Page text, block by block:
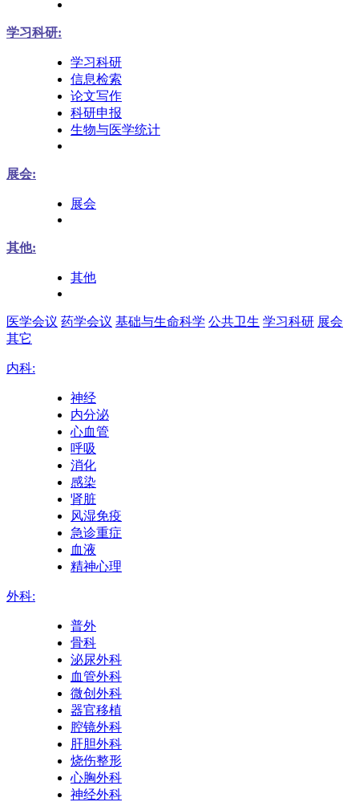
学习科研:
学习科研
信息检索
论文写作
科研申报
生物与医学统计
展会:
展会
其他:
其他
医学会议 药学会议 基础与生命科学 公共卫生 学习科研 展会
其它
内科:
神经
内分泌
心血管
呼吸
消化
感染
肾脏
风湿免疫
急诊重症
血液
精神心理
外科:
普外
骨科
泌尿外科
血管外科
微创外科
器官移植
腔镜外科
肝胆外科
烧伤整形
心胸外科
神经外科